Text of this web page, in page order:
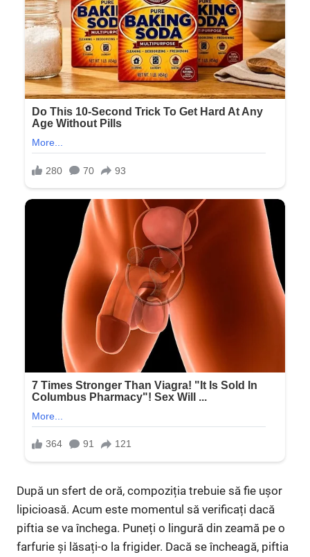
După un sfert de oră, compoziția trebuie să fie ușor
lipicioasă. Acum este momentul să verificați dacă
piftia se va închega. Puneți o lingură din zeamă pe o
farfurie și lăsați-o la frigider. Dacă se încheagă, piftia